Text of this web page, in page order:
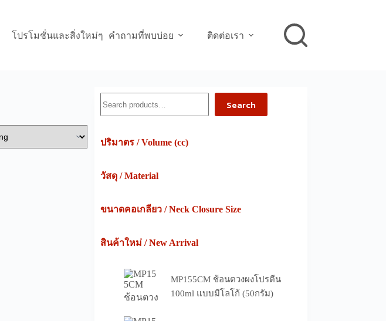
โปรโมชั่นและสิ่งใหม่ๆ คำถามที่พบบ่อย ติดต่อเรา
Search
ปริมาตร / Volume (cc)
วัสดุ / Material
ขนาดคอเกลียว / Neck Closure Size
สินค้าใหม่ / New Arrival
MP155CM ช้อนตวงผงโปรตีน
100ml แบบมีโลโก้ (50กรัม)